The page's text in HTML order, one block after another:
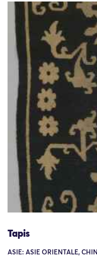
Tapis
ASIE: ASIE ORIENTALE,